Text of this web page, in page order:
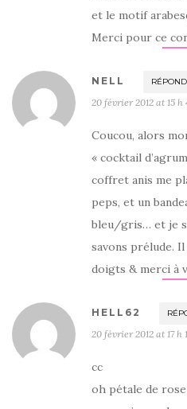
et le motif
Merci pour ce
NELL
20 février 2012 at 15
Coucou, alors
« cocktail
coffret anis me
peps, et un
bleu/gris… et je
savons prélude. Il
doigts & merci à
HELL62
20 février 2012 at 17 h
cc
oh pétale de